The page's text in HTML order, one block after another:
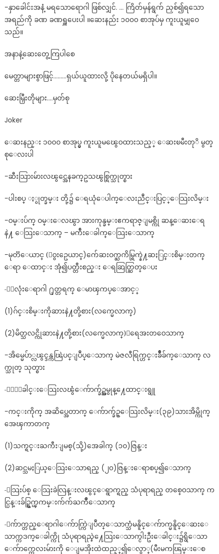
-နှာခေါင်းအနံ့ မရသောရောဂါ ဖြစ်လျှင်. … ကြိတ်မှန်ရွက် ညှစ်၍ရသော
အရည်ကို ခဏ ခဏရှူပေးပါ ။ဆေးနည်း ၁၀၀၀ စာအုပ်မှ ကူးယူမျှဝေ
သည်။
အနာနဲ့ဆေးတွေ့ကြပါစေ
မေတ္တာများစွာဖြင့်………ရှယ်ယူထားလို့ ပိုနေတယ်မရှိပါ။
ဆေးမြှီးတိုများ….မှတ်စု
Joker
ေဆးနည္း ၁၀၀၀ စာအုပ္မွ ကူးယူမၽွေဝထားသည့္ ေဆးၿမီးတုိ မွတ္
စုေလးပါ
-ဆီးသြားမ်ားလၽွင္အေနခက္ဥသၽွစ္ရြက္သုတ္စား
-ပါးစပ္ ႏွုတ္ခမ္း တို့၌ ေရယုံေပါက္ေလးညဳင္းပြင့္ေသြးလိမ္း
-ဝမ္းပ်က္ ဝမ္းေလၽွာ အားကုန္ခမ္းဧကရာဇ္ျမစ္ကို ဆန္ေဆးေရ
နဲ႔ ေသြးေသာက္ – မက်ီးေခါက္ေသြးေသာက္
-မုတၱေယာင္ (ေဝွးဥေယာင္)က်ေဆးဝက္ႀကိမ္ရြက္နဲ႔ဆႏြင္းစိမ္းတက္
ေရာ ေထာင္း အုံ၍ပတ္တီးစည္း ေရဆြတ္ဆြတ္ေပး
-ႏွလုံးေရာဂါ ႐ုတ္တရက္ ေမာၾကပ္ေအာင့္
(1)ဂ်င္းစိမ္းကိုဆားနဲ႔တို့စား(လက္မေလာက္)
(2)မိတ္သလင္ကိုဆားနဲ႔တို့စား(လက္မေလာက္)ေရေအးတဝေသာက္
-အိမ္မေပ်ာ္လၽွင္ဒန္ကၽြဲပင္ျပဳပ္ေသာက္ မဲဇလီရြက္ဟင္းခ်ိဳခ်က္ေသာက္ လ
က္သုတ္ သုတ္စား
-ႏွာေခါင္းေသြးလၽွံေက်ာက္ခ်ဥ္အမွုန္႔ေထာင္းရွူ
-ကင္းကိုက္ အဆိပ္အေတာက္ ေက်ာက္ခ်ဥ္ေသြးလိမ္း(၃၉)သားအိမ္ကိုက္
အေၾကာတက္
(1)သက္ရင္းႀကီးျမစ္(သို့)အေခါက္ (၁၀)ဇြန္း
(2)ဆင္သမႏြယ္ေသြးေသာရည္ (၂၀)ဇြန္းေရာစပ္၍ေသာက္
-ေသြးပ်စ္ ေသြးခဲလြန္းလၽွင္ေရွာက္ရည္ သံပုရာရည္ တစ္ဝေသာက္ က
င္ပြန္းခ်ဥ္ရြက္ၾကမ္းက်က်ႀကိဳေသာက္
-ေက်ာက္တည္ေရာဂါေက်ာက္ကြဲျပဳတ္ေသာက္သံမနိူင္ေက်ာက္မနိူင္ေဆးေ
သာက္ကဒက္ေခါက္ကို သံပုရာရည္နဲ႔ေသြးေသာက္ငါးဦးေခါင္း၌ရွိေသာ
ေက်ာက္ကေလးမ်ားကို ေျမအိုးထဲထည့္၍ေလွာ္(မီးမကၽြမ္းေစ